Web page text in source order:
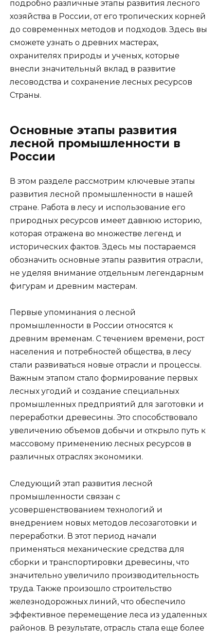
подробно различные этапы развития лесного
хозяйства в России, от его тропических корней
до современных методов и подходов. Здесь вы
сможете узнать о древних мастерах,
охранителях природы и ученых, которые
внесли значительный вклад в развитие
лесоводства и сохранение лесных ресурсов
Страны.
Основные этапы развития
лесной промышленности в
России
В этом разделе рассмотрим ключевые этапы
развития лесной промышленности в нашей
стране. Работа в лесу и использование его
природных ресурсов имеет давнюю историю,
которая отражена во множестве легенд и
исторических фактов. Здесь мы постараемся
обозначить основные этапы развития отрасли,
не уделяя внимание отдельным легендарным
фигурам и древним мастерам.
Первые упоминания о лесной
промышленности в России относятся к
древним временам. С течением времени, рост
населения и потребностей общества, в лесу
стали развиваться новые отрасли и процессы.
Важным этапом стало формирование первых
лесных угодий и создание специальных
промышленных предприятий для заготовки и
переработки древесины. Это способствовало
увеличению объемов добычи и открыло путь к
массовому применению лесных ресурсов в
различных отраслях экономики.
Следующий этап развития лесной
промышленности связан с
усовершенствованием технологий и
внедрением новых методов лесозаготовки и
переработки. В этот период начали
применяться механические средства для
сборки и транспортировки древесины, что
значительно увеличило производительность
труда. Также произошло строительство
железнодорожных линий, что обеспечило
эффективное перемещение леса из удаленных
районов. В результате, отрасль стала еще более